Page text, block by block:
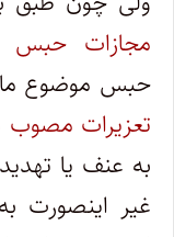
مجازات حبس
حبس موضوع ماده
تعزیرات مصوب ۱۳۷۵
به عنف یا
غیر اینصورت